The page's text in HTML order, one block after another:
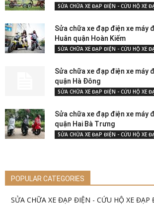
SỬA CHỮA XE ĐẠP ĐIỆN - CỨU HỘ XE
Sửa chữa xe đạp điện xe máy
Huân quận Hoàn Kiếm
SỬA CHỮA XE ĐẠP ĐIỆN - CỨU HỘ XE
Sửa chữa xe đạp điện xe máy
quận Hà Đông
SỬA CHỮA XE ĐẠP ĐIỆN - CỨU HỘ XE
Sửa chữa xe đạp điện xe máy
quận Hai Bà Trưng
SỬA CHỮA XE ĐẠP ĐIỆN - CỨU HỘ XE
POPULAR CATEGORIES
SỬA CHỮA XE ĐẠP ĐIỆN - CỨU HỘ XE ĐẠP